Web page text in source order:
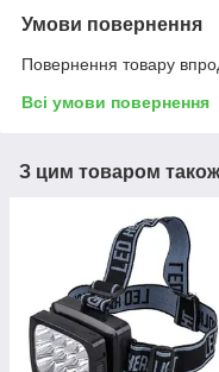
Умови повернення
Повернення товару
Всі умови повернення
З цим товаром